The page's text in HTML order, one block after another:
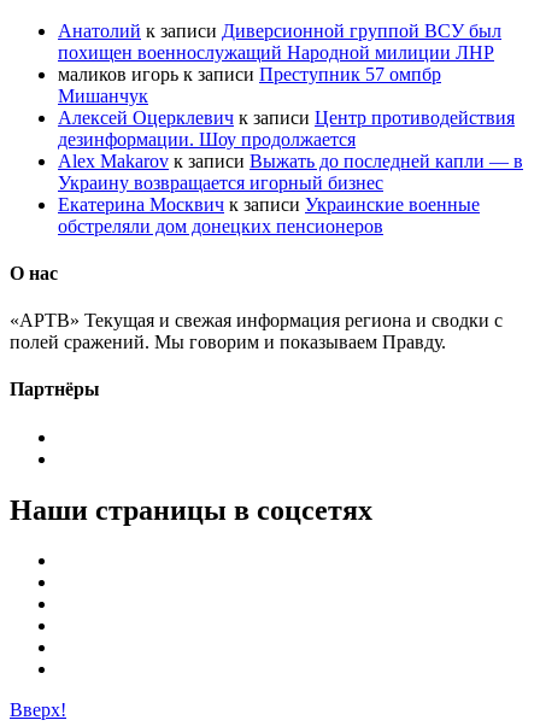
Анатолий к записи Диверсионной группой ВСУ был
похищен военнослужащий Народной милиции ЛНР
маликов игорь к записи Преступник 57 омпбр
Мишанчук
Алексей Оцерклевич к записи Центр противодействия
дезинформации. Шоу продолжается
Alex Makarov к записи Выжать до последней капли — в
Украину возвращается игорный бизнес
Екатерина Москвич к записи Украинские военные
обстреляли дом донецких пенсионеров
О нас
«АРТВ» Текущая и свежая информация региона и сводки с
полей сражений. Мы говорим и показываем Правду.
Партнёры
Наши страницы в соцсетях
Вверх!